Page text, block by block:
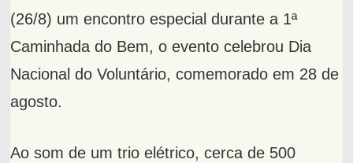
(26/8) um encontro especial durante a 1ª
Caminhada do Bem, o evento celebrou Dia
Nacional do Voluntário, comemorado em 28 de
agosto.
Ao som de um trio elétrico, cerca de 500